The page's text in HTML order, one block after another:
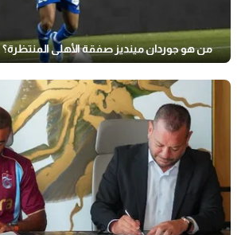
من هو جوردان مينديز صفقة الأهلي المنتظرة؟